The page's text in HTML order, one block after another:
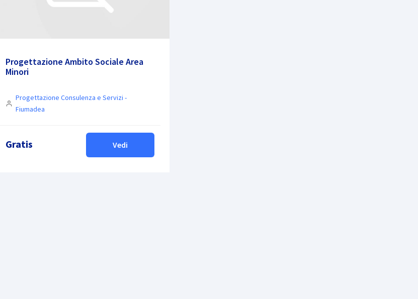
Progettazione Ambito Sociale Area
Minori
Progettazione Consulenza e Servizi -
Fiumadea
Gratis Vedi